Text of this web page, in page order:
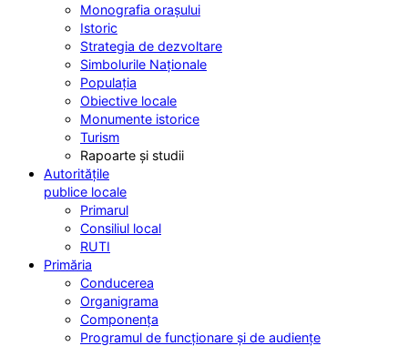
Monografia orașului
Istoric
Strategia de dezvoltare
Simbolurile Naționale
Populația
Obiective locale
Monumente istorice
Turism
Rapoarte și studii
Autoritățile
publice locale
Primarul
Consiliul local
RUTI
Primăria
Conducerea
Organigrama
Componența
Programul de funcționare și de audiențe